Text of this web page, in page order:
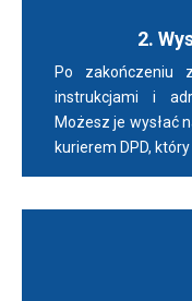
2.
Po zakończeniu
instrukcjami i
Możesz je wysłać
kurierem DPD,